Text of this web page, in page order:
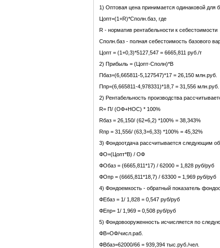
1) Оптовая цена принимается одинаковой для
Цопт=(1+R)*Сполн.баз, где
R - норматив рентабельности к себестоимости
Сполн.баз - полная себестоимость базового
Цопт = (1+0,3)*5127,547 = 6665,811 руб./т
2) Прибыль = (Цопт-Сполн)*В
Пбаз=(6,665811-5,127547)*17 = 26,150 млн.руб.
Ппр=(6,665811-4,978331)*18,7 = 31,556 млн.руб.
2) Рентабельность производства
R= П/ (ОФ+НОС) * 100%
Rбаз = 26,150/ (62+6,2) *100% = 38,343%
Rпр = 31,556/ (63,3+6,33) *100% = 45,32%
3) Фондоотдача рассчитывается следующим
ФО=(Цопт*В) / ОФ
ФОбаз = (6665,811*17) / 62000 = 1,828 руб/руб
ФОпр = (6665,811*18,7) / 63300 = 1,969 руб/руб
4) Фондоемкость - обратный показатель
ФЕбаз = 1/ 1,828 = 0,547 руб/руб
ФЕпр= 1/ 1,969 = 0,508 руб/руб
5) Фондовооруженность исчисляется по
ФВ=ОФ/числ.раб.
ФВбаз=62000/66 = 939,394 тыс.руб./чел.